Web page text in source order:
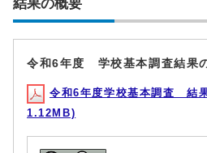
結果の概要
令和6年度 学校基本調査結果
令和6年度学校基本調査 結
1.12MB)